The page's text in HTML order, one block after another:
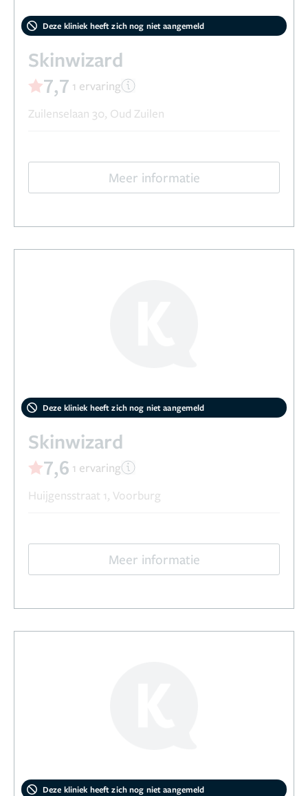
Deze kliniek heeft zich nog niet aangemeld
Skinwizard
7,7 1 ervaring
Zuilenselaan 30, Oud Zuilen
Meer informatie
Deze kliniek heeft zich nog niet aangemeld
Skinwizard
7,6 1 ervaring
Huijgensstraat 1, Voorburg
Meer informatie
Deze kliniek heeft zich nog niet aangemeld